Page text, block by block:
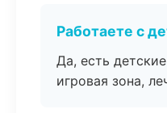
Работаете с
Да, есть
игровая зона,